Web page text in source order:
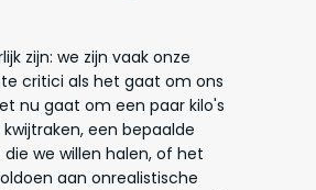
zijn: we zijn vaak onze
critici als het gaat om ons
nu gaat om een paar kilo's
een bepaalde
we willen halen, of het
aan onrealistische